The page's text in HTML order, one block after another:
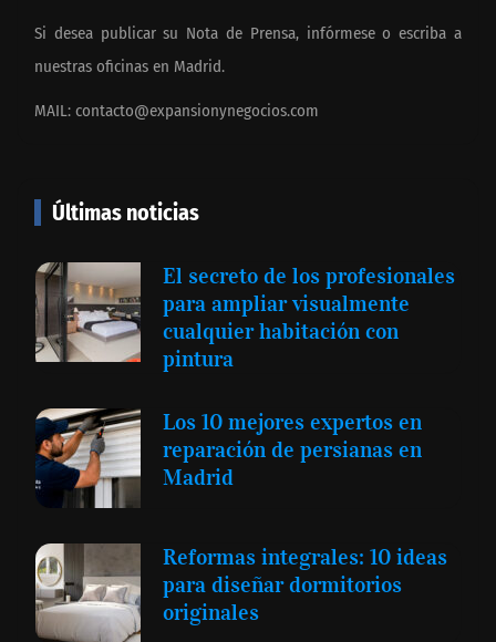
Si desea publicar su Nota de Prensa, infórmese o escriba a
nuestras oficinas en Madrid.
MAIL: contacto@expansionynegocios.com
Últimas noticias
El secreto de los profesionales
para ampliar visualmente
cualquier habitación con
pintura
Los 10 mejores expertos en
reparación de persianas en
Madrid
Reformas integrales: 10 ideas
para diseñar dormitorios
originales